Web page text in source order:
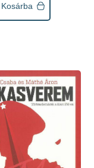
Kosárba